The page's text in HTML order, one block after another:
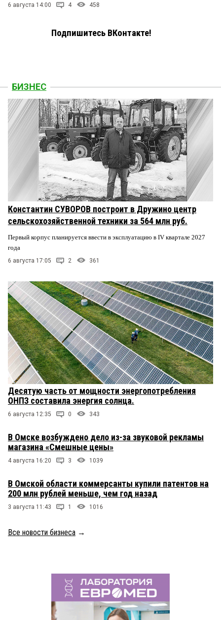
6 августа 14:00 4 458
Подпишитесь ВКонтакте!
БИЗНЕС
Константин СУВОРОВ построит в Дружино центр
сельскохозяйственной техники за 564 млн руб.
Первый корпус планируется ввести в эксплуатацию в IV квартале 2027
года
6 августа 17:05 2 361
Десятую часть от мощности энергопотребления
ОНПЗ составила энергия солнца.
6 августа 12:35 0 343
В Омске возбуждено дело из-за звуковой рекламы
магазина «Смешные цены»
4 августа 16:20 3 1039
В Омской области коммерсанты купили патентов на
200 млн рублей меньше, чем год назад
3 августа 11:43 1 1016
Все новости бизнеса →